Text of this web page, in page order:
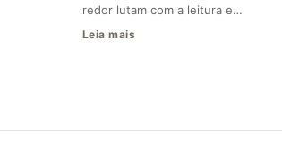
redor lutam com a leitura e…
Leia mais